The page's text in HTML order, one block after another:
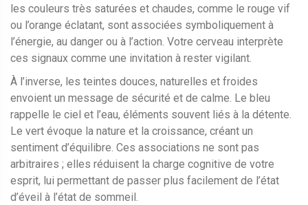
les couleurs très saturées et chaudes, comme le rouge vif
ou l’orange éclatant, sont associées symboliquement à
l’énergie, au danger ou à l’action. Votre cerveau interprète
ces signaux comme une invitation à rester vigilant.
À l’inverse, les teintes douces, naturelles et froides
envoient un message de sécurité et de calme. Le bleu
rappelle le ciel et l’eau, éléments souvent liés à la détente.
Le vert évoque la nature et la croissance, créant un
sentiment d’équilibre. Ces associations ne sont pas
arbitraires ; elles réduisent la charge cognitive de votre
esprit, lui permettant de passer plus facilement de l’état
d’éveil à l’état de sommeil.